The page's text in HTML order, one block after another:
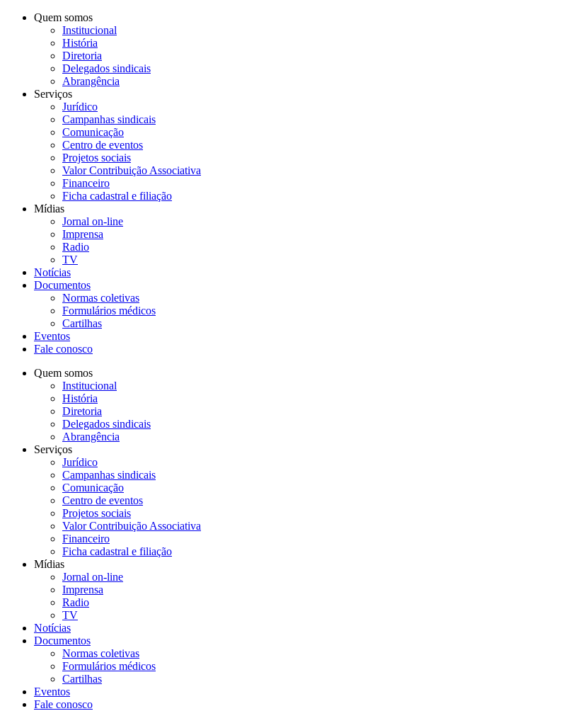
Quem somos
Institucional
História
Diretoria
Delegados sindicais
Abrangência
Serviços
Jurídico
Campanhas sindicais
Comunicação
Centro de eventos
Projetos sociais
Valor Contribuição Associativa
Financeiro
Ficha cadastral e filiação
Mídias
Jornal on-line
Imprensa
Radio
TV
Notícias
Documentos
Normas coletivas
Formulários médicos
Cartilhas
Eventos
Fale conosco
Quem somos
Institucional
História
Diretoria
Delegados sindicais
Abrangência
Serviços
Jurídico
Campanhas sindicais
Comunicação
Centro de eventos
Projetos sociais
Valor Contribuição Associativa
Financeiro
Ficha cadastral e filiação
Mídias
Jornal on-line
Imprensa
Radio
TV
Notícias
Documentos
Normas coletivas
Formulários médicos
Cartilhas
Eventos
Fale conosco